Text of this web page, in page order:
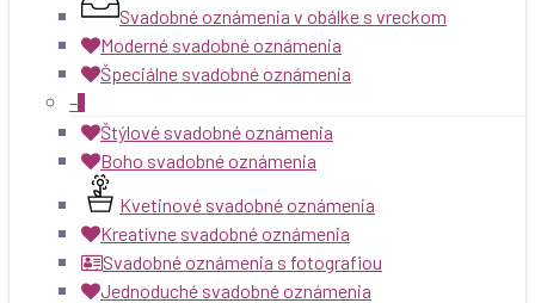
Svadobné oznámenia v obálke s vreckom
Moderné svadobné oznámenia
Špeciálne svadobné oznámenia
–
Štýlové svadobné oznámenia
Boho svadobné oznámenia
Kvetinové svadobné oznámenia
Kreatívne svadobné oznámenia
Svadobné oznámenia s fotografiou
Jednoduché svadobné oznámenia